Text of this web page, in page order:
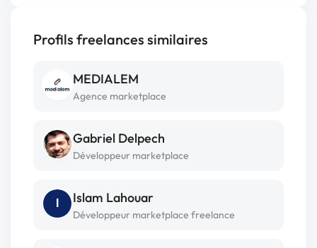
Profils freelances similaires
MEDIALEM
Agence marketplace
Gabriel Delpech
Développeur marketplace
Islam Lahouar
Développeur marketplace freelance